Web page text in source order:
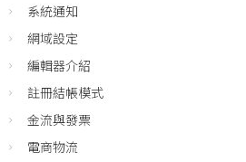
系統通知
網域設定
編輯器介紹
註冊結帳模式
金流與發票
電商物流